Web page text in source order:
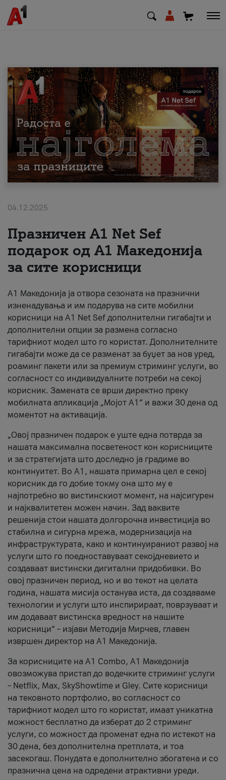
МК EN SQ
Приватни Деловни
Поддршка
Надополни кредит
За нас
#ПодобарОнлајн
04.12.2025
Празничен A1 Net Sеf
подарок од А1 Македонија
за сите корисници
А1 Македонија ја отвора сезоната на празнични
изненадувања и им подарува на сите мобилни
корисници на A1 Net Sef дополнителни гигабајти и
дополнителни опции за размена согласно
тарифниот модел што го користат. Дополнителните
гигабајти може да се разменат за буџет за нов уред,
роаминг пакети или за премиум стриминг услуги, во
согласност со индивидуалните потреби на секој
корисник. Замената се врши директно преку
мобилната апликација „Мојот А1“ и важи 30 дена од
моментот на активација.
„Овој празничен подарок е уште една потврда за
нашата максимална посветеност кон корисниците
и за стратегијата што доследно ја градиме во
континуитет. Во А1, нашата примарна цел е секој
корисник да го добие токму она што му е
најпотребно во вистинскиот момент, на најсигурен
и најквалитетен можен начин. Зад ваквите
решенија стои нашата долгорочна инвестиција во
стабилна и сигурна мрежа, модернизација на
инфраструктурата, како и континуираниот развој на
услуги што го поедноставуваат секојдневието и
создаваат вистински дигитални придобивки. Во
овој празничен период, но и во текот на целата
година, нашата мисија останува иста, да создаваме
технологии и услуги што инспирираат, поврзуваат и
им додаваат вистинска вредност на нашите
корисници“ – изјави Методија Мирчев, главен
извршен директор на А1 Македонија.
За корисниците на A1 Combo, А1 Македонија
овозможува пристап до водечките стриминг услуги
– Netflix, Max, SkyShowtime и Gley. Сите корисници
на тековното портфолио, во согласност со
тарифниот модел што го користат, имаат уникатна
можност бесплатно да изберат до 2 стриминг
услуги, со можност да променат една по истекот на
30 дена, без дополнителна претплата, и тоа
засекогаш. Понудата е дополнително збогатена и со
празнична цена на одредени атрактивни уреди.